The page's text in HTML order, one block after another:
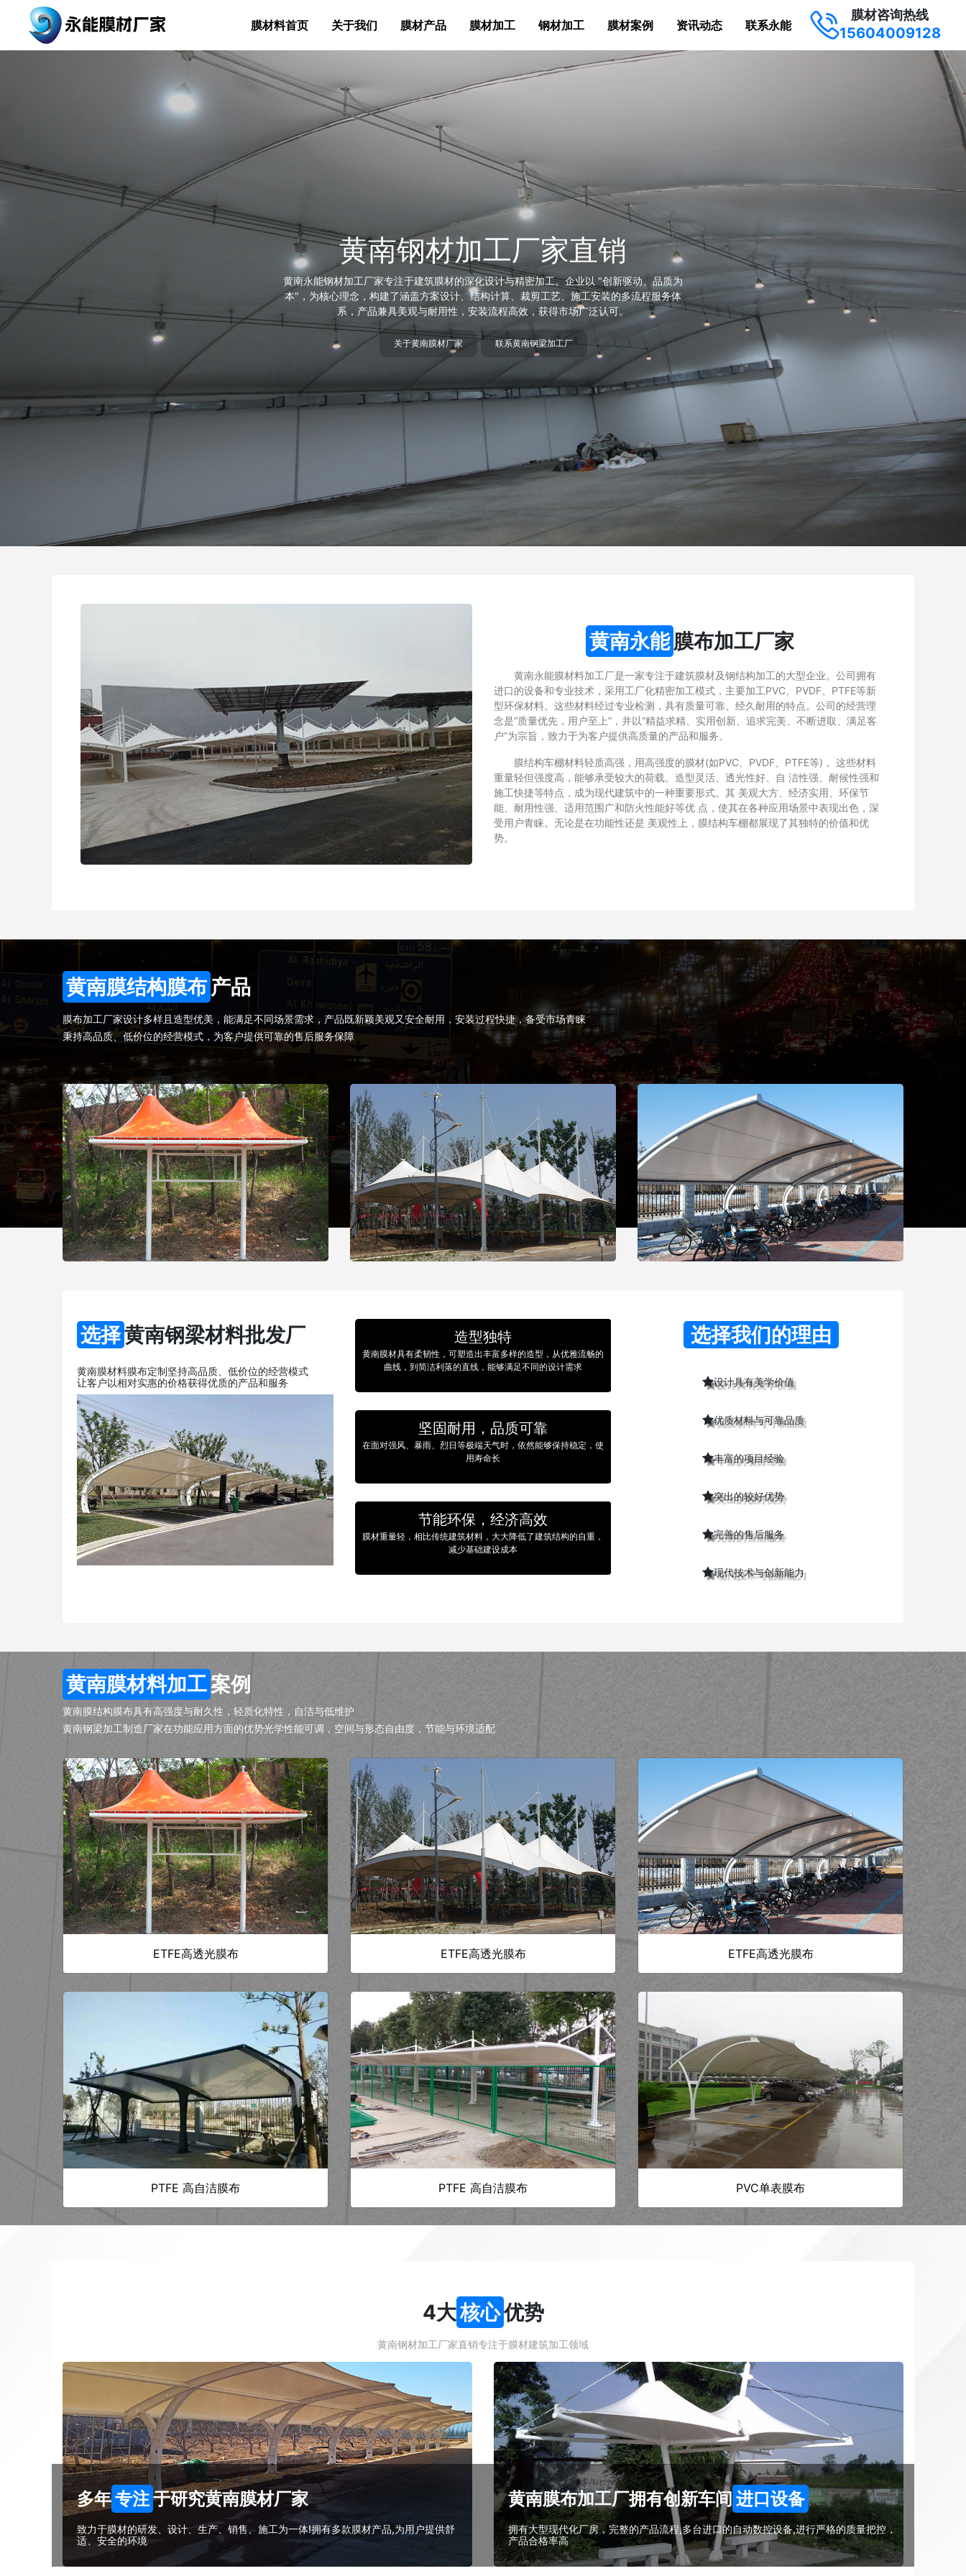
膜材料首页 关于我们 膜材产品 膜材加工 钢材加工 膜材案例 资讯动态 联系永能
膜材咨询热线
15604009128
黄南膜布加工厂家
黄南永能膜布加工厂家专注于膜材结构建筑加工领域，尤其在 PTFE、PVC 等膜材的曲面造
型与节点处理上积累了丰富经验。产品广泛应用于遮阳设施、景观张拉膜、工业仓储篷盖等
场景，从商业街区的遮阳天幕到物流园区的大型仓储篷布，均能提供定制化解决方案。
黄南膜材料加工厂 黄南膜布加工厂家
黄南永能 膜布加工厂家
黄南永能膜材料加工厂是一家专注于建筑膜材及钢结构加工的大型企业。公司拥有
进口的设备和专业技术，采用工厂化精密加工模式，主要加工PVC、PVDF、PTFE等新
型环保材料。这些材料经过专业检测，具有质量可靠、经久耐用的特点。公司的经营理
念是“质量优先，用户至上”，并以“精益求精、实用创新、追求完美、不断进取、满足客
户”为宗旨，致力于为客户提供高质量的产品和服务。
膜结构车棚材料轻质高强，用高强度的膜材(如PVC、PVDF、PTFE等)， 这些材料
重量轻但强度高，能够承受较大的荷载。造型灵活、透光性好、自 洁性强、耐候性强和
施工快捷等特点，成为现代建筑中的一种重要形式。其 美观大方、经济实用、环保节
能、耐用性强、适用范围广和防火性能好等优 点，使其在各种应用场景中表现出色，深
受用户青睐。无论是在功能性还是 美观性上，膜结构车棚都展现了其独特的价值和优
势。
黄南膜结构膜布 产品
膜布加工厂家设计多样且造型优美，能满足不同场景需求，产品既新颖美观又安全耐用，安装过程快捷，备受市场青睐
秉持高品质、低价位的经营模式，为客户提供可靠的售后服务保障
选择黄南钢梁材料批发厂
黄南膜材料膜布定制坚持高品质、低价位的经营模式
让客户以相对实惠的价格获得优质的产品和服务
造型独特
黄南膜材具有柔韧性，可塑造出丰富多样的造型，从优雅流畅的
曲线，到简洁利落的直线，能够满足不同的设计需求
坚固耐用，品质可靠
在面对强风、暴雨、烈日等极端天气时，依然能够保持稳定，使
用寿命长
节能环保，经济高效
膜材重量轻，相比传统建筑材料，大大降低了建筑结构的自重，
减少基础建设成本
选择我们的理由
设计具有美学价值
优质材料与可靠品质
丰富的项目经验
突出的较好优势
完善的售后服务
现代技术与创新能力
黄南膜材料加工案例
黄南膜结构膜布具有高强度与耐久性，轻质化特性，自洁与低维护
黄南钢梁加工制造厂家在功能应用方面的优势光学性能可调，空间与形态自由度，节能与环境适配
ETFE高透光膜布 ETFE高透光膜布 ETFE高透光膜布
PTFE 高自洁膜布 PTFE 高自洁膜布 PVC单表膜布
4大核心优势
黄南钢材加工厂家直销专注于膜材建筑加工领域
多年专注于研究黄南膜材厂家
致力于膜材的研发、设计、生产、销售、施工为一体!拥有多款膜材产品,为用户提供舒
适、安全的环境
黄南膜布加工厂拥有创新车间进口设备
拥有大型现代化厂房，完整的产品流程,多台进口的自动数控设备,进行严格的质量把控，
产品合格率高